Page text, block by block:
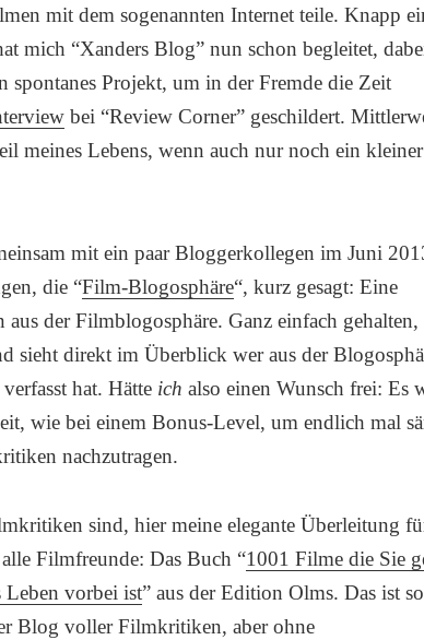
mit dem sogenannten Internet teile. Knapp
mich “Xanders Blog” nun schon begleitet,
spontanes Projekt, um in der Fremde die Zeit
bei “Review Corner” geschildert.
meines Lebens, wenn auch nur noch ein
mit ein paar Bloggerkollegen im Juni
die “Film-Blogosphäre“, kurz gesagt: Eine
der Filmblogosphäre. Ganz einfach gehalten,
sieht direkt im Überblick wer aus der
hat. Hätte ich also einen Wunsch frei: Es
wie bei einem Bonus-Level, um endlich mal
nachzutragen.
sind, hier meine elegante Überleitung
Filmfreunde: Das Buch “1001 Filme die Sie
Leben vorbei ist” aus der Edition Olms. Das ist
Blog voller Filmkritiken, aber ohne